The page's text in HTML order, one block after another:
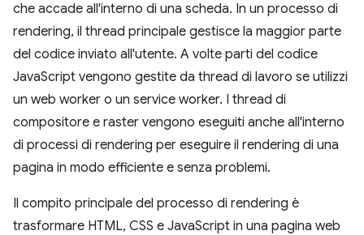
che accade all'interno di una scheda. In un processo di
rendering, il thread principale gestisce la maggior parte
del codice inviato all'utente. A volte parti del codice
JavaScript vengono gestite da thread di lavoro se utilizzi
un web worker o un service worker. I thread di
compositore e raster vengono eseguiti anche all'interno
di processi di rendering per eseguire il rendering di una
pagina in modo efficiente e senza problemi.
Il compito principale del processo di rendering è
trasformare HTML, CSS e JavaScript in una pagina web